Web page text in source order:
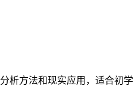
析方法和现实应用，适合初学